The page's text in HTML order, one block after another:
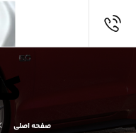
صفحه اصلی